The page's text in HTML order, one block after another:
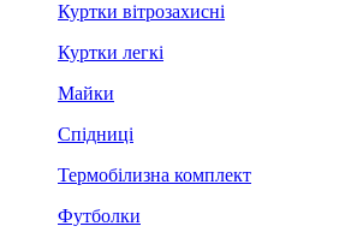
Куртки вітрозахисні
Куртки легкі
Майки
Спідниці
Термобілизна комплект
Футболки